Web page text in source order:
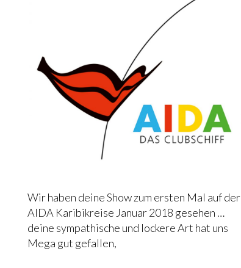
Wir haben deine Show zum ersten Mal auf der
AIDA Karibikreise Januar 2018 gesehen …
deine sympathische und lockere Art hat uns
Mega gut gefallen,